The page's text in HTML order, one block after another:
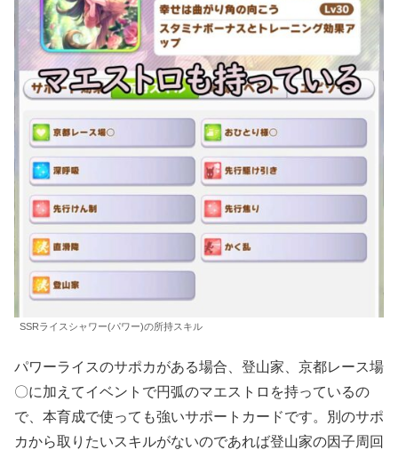
SSRライスシャワー(パワー)の所持スキル
パワーライスのサポカがある場合、登山家、京都レース場
〇に加えてイベントで円弧のマエストロを持っているの
で、本育成で使っても強いサポートカードです。別のサポ
カから取りたいスキルがないのであれば登山家の因子周回